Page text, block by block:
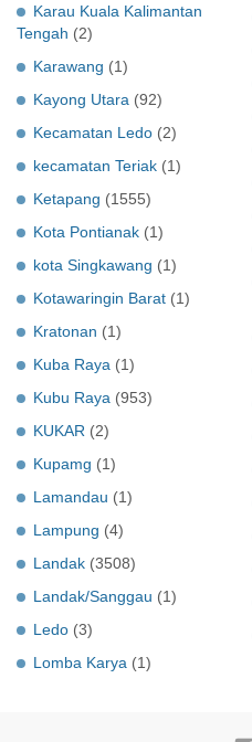
Karau Kuala Kalimantan
Tengah (2)
Karawang (1)
Kayong Utara (92)
Kecamatan Ledo (2)
kecamatan Teriak (1)
Ketapang (1555)
Kota Pontianak (1)
kota Singkawang (1)
Kotawaringin Barat (1)
Kratonan (1)
Kuba Raya (1)
Kubu Raya (953)
KUKAR (2)
Kupamg (1)
Lamandau (1)
Lampung (4)
Landak (3508)
Landak/Sanggau (1)
Ledo (3)
Lomba Karya (1)